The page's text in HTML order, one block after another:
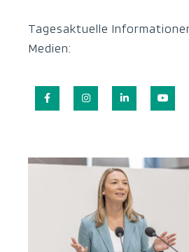
Tagesaktuelle
Medien:
Facebook Instagram LinkedIn